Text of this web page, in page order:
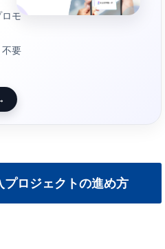
モ
要
ロジェクトの進め方